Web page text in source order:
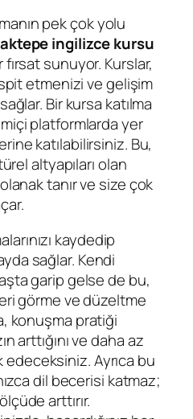
pek çok yolu
ingilizce kursu
sunuyor. Kurslar,
etmenizi ve gelişim
Bir kursa katılma
platformlarda yer
katılabilirsiniz. Bu,
altyapıları olan
tanır ve size çok
kaydedip
sağlar. Kendi
garip gelse de bu,
görme ve düzeltme
konuşma pratiği
arttığını ve daha az
Ayrıca bu
dil becerisi katmaz;
arttırır.